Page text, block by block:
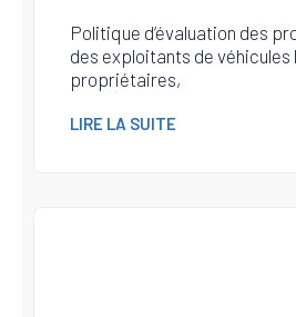
Politique d’évaluation des
des exploitants de véhicules
propriétaires,
LIRE LA SUITE